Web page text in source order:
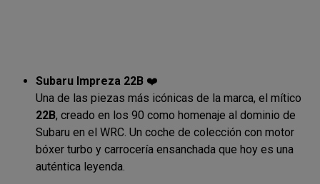
Subaru Impreza 22B ❤️
Una de las piezas más icónicas de la marca, el mítico
22B, creado en los 90 como homenaje al dominio de
Subaru en el WRC. Un coche de colección con motor
bóxer turbo y carrocería ensanchada que hoy es una
auténtica leyenda.